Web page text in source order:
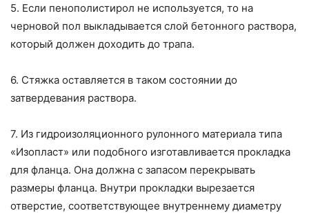
5. Если пенополистирол не используется, то на
черновой пол выкладывается слой бетонного раствора,
который должен доходить до трапа.
6. Стяжка оставляется в таком состоянии до
затвердевания раствора.
7. Из гидроизоляционного рулонного материала типа
«Изопласт» или подобного изготавливается прокладка
для фланца. Она должна с запасом перекрывать
размеры фланца. Внутри прокладки вырезается
отверстие, соответствующее внутреннему диаметру